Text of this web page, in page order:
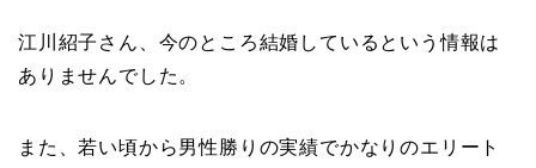
江川紹子さん、今のところ結婚しているという情報は
ありませんでした。
また、若い頃から男性勝りの実績でかなりのエリート